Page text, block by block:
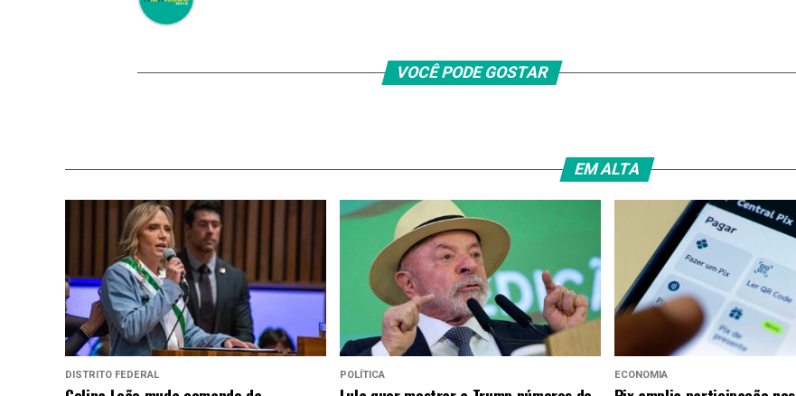
VOCÊ PODE GOSTAR
EM ALTA
DISTRITO FEDERAL POLÍTICA ECONOMIA